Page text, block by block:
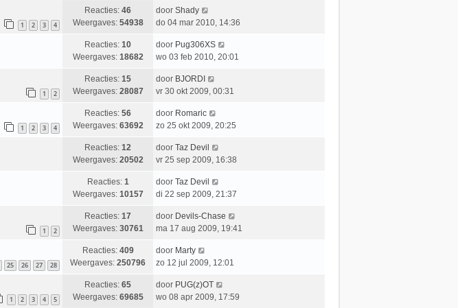
c
h
e
c
h
e
b
e
c
h
t
s
e
b
e
c
h
1 2 3 4
Reacties: 46
Weergaves: 54938
L
a
t
s
e
b
e
c
h
door Shady
do 04 mar 2010, 14:36
Reacties: 10
Weergaves: 18682
L
a
t
s
e
b
e
c
h
door Pug306XS
wo 03 feb 2010, 20:01
1 2
Reacties: 15
Weergaves: 28087
L
a
t
s
e
b
e
c
h
door BJORDI
vr 30 okt 2009, 00:31
1 2 3 4
Reacties: 56
Weergaves: 63692
L
a
t
s
e
b
e
c
h
door Romaric
zo 25 okt 2009, 20:25
Reacties: 12
Weergaves: 20502
L
a
t
s
e
b
e
c
h
door Taz Devil
vr 25 sep 2009, 16:38
Reacties: 1
Weergaves: 10157
L
a
t
s
e
b
e
door Taz Devil
di 22 sep 2009, 21:37
1 2
Reacties: 17
Weergaves: 30761
L
a
t
s
e
b
door Devils-Chase
ma 17 aug 2009, 19:41
25 26 27 28
Reacties: 409
Weergaves: 250796
L
a
t
s
door Marty
zo 12 jul 2009, 12:01
1 2 3 4 5
Reacties: 65
Weergaves: 69685
L
a
door PUG(z)OT
wo 08 apr 2009, 17:59